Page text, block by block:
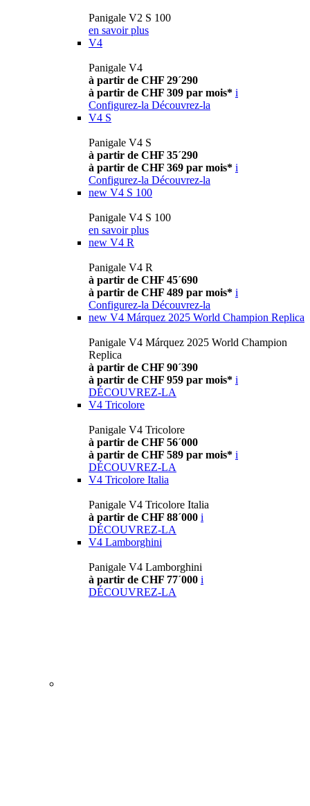
Panigale V2 S 100
en savoir plus
V4
Panigale V4
à partir de CHF 29´290
à partir de CHF 309 par mois* i
Configurez-la Découvrez-la
V4 S
Panigale V4 S
à partir de CHF 35´290
à partir de CHF 369 par mois* i
Configurez-la Découvrez-la
new V4 S 100
Panigale V4 S 100
en savoir plus
new V4 R
Panigale V4 R
à partir de CHF 45´690
à partir de CHF 489 par mois* i
Configurez-la Découvrez-la
new V4 Márquez 2025 World Champion Replica
Panigale V4 Márquez 2025 World Champion
Replica
à partir de CHF 90´390
à partir de CHF 959 par mois* i
DÉCOUVREZ-LA
V4 Tricolore
Panigale V4 Tricolore
à partir de CHF 56´000
à partir de CHF 589 par mois* i
DÉCOUVREZ-LA
V4 Tricolore Italia
Panigale V4 Tricolore Italia
à partir de CHF 88´000 i
DÉCOUVREZ-LA
V4 Lamborghini
Panigale V4 Lamborghini
à partir de CHF 77´000 i
DÉCOUVREZ-LA